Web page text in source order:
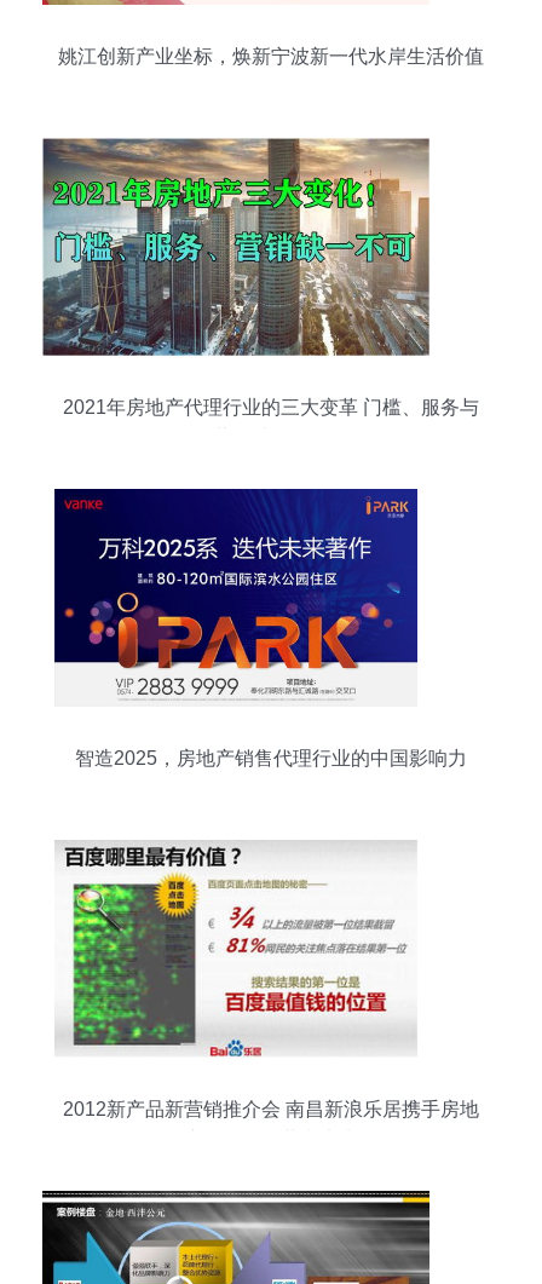
姚江创新产业坐标，焕新宁波新一代水岸生活价值
2021年房地产代理行业的三大变革 门槛、服务与
智造2025，房地产销售代理行业的中国影响力
2012新产品新营销推介会 南昌新浪乐居携手房地